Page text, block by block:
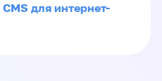
CMS для интернет-